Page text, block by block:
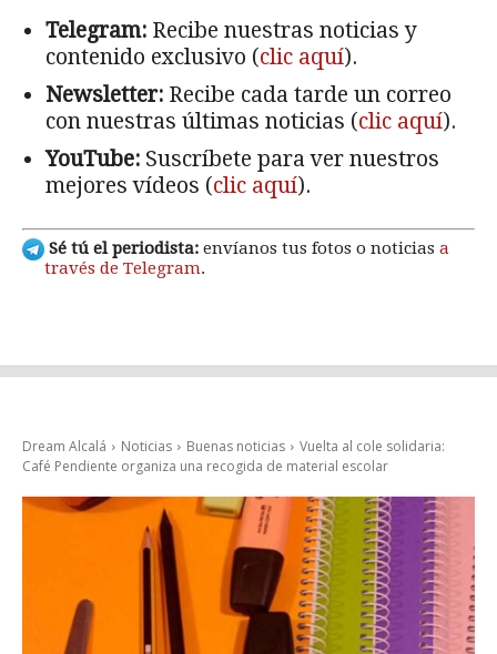
Telegram: Recibe nuestras noticias y
contenido exclusivo (clic aquí).
Newsletter: Recibe cada tarde un correo
con nuestras últimas noticias (clic aquí).
YouTube: Suscríbete para ver nuestros
mejores vídeos (clic aquí).
Sé tú el periodista: envíanos tus fotos o noticias a
través de Telegram.